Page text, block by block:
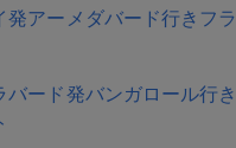
発アーメダバード行きフラ
バード発バンガロール行き